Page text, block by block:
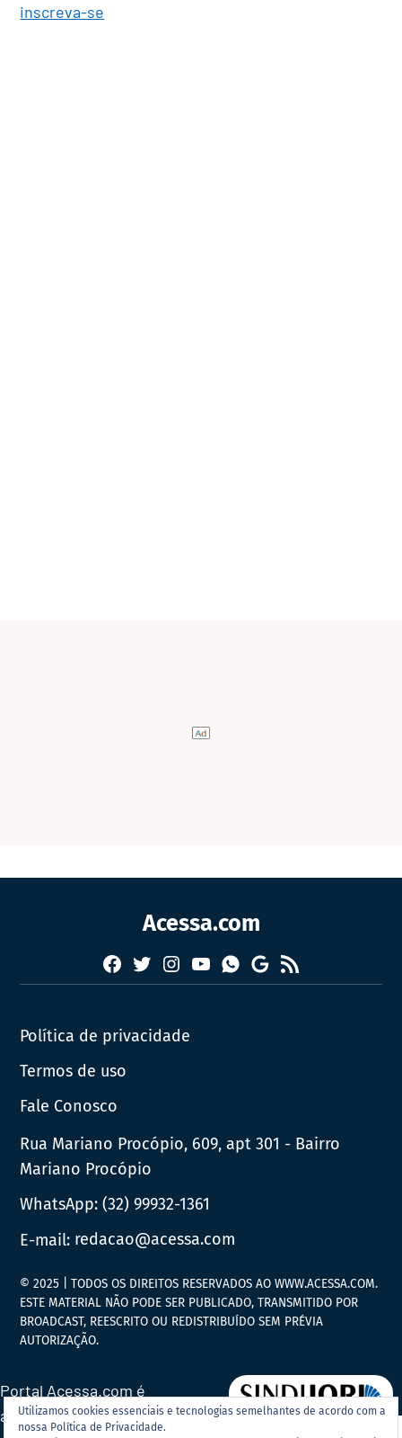
inscreva-se
Acessa.com
Facebook
TwitterInstagram
YouTubeWhatsapp
Google
News
RSS
Política de privacidade
Termos de uso
Fale Conosco
Rua Mariano Procópio, 609, apt 301 - Bairro
Mariano Procópio
WhatsApp:(32) 99932-1361
E-mail: redacao@acessa.com
Utilizamos cookies essenciais e tecnologias semelhantes de acordo com a
nossa Política de Privacidade.
© 2025 | TODOS OS DIREITOS RESERVADOS AO WWW.ACESSA.COM.
ESTE MATERIAL NÃO PODE SER PUBLICADO, TRANSMITIDO POR
BROADCAST, REESCRITO OU REDISTRIBUÍDO SEM PRÉVIA
AUTORIZAÇÃO.
Portal Acessa.com é
associado ao